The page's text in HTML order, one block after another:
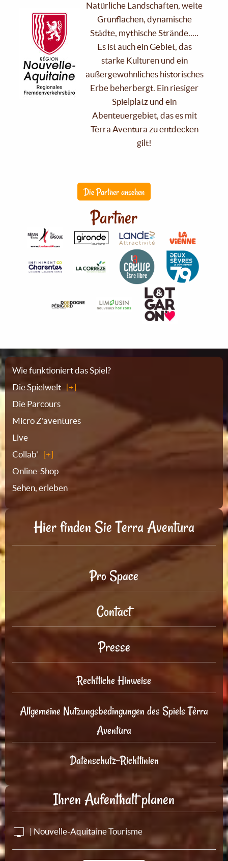
Natürliche Landschaften, weite
Grünflächen, dynamische
Städte, mythische Strände.....
Es ist auch ein Gebiet, das
starke Kulturen und ein
außergewöhnliches historisches
Erbe beherbergt. Ein riesiger
Spielplatz und ein
Abenteuergebiet, das es mit
Tèrra Aventura zu entdecken
gilt!
Die Partner ansehen
Partner
Sitemap
Wie funktioniert das Spiel?
Die Spielwelt
Die Parcours
Micro Z'aventures
Live
Collab'
Online-Shop
Sehen, erleben
Hier finden Sie Terra Aventura
Pro Space
Contact
Presse
Rechtliche Hinweise
Allgemeine Nutzungsbedingungen des Spiels Tèrra
Aventura
Datenschutz-Richtlinien
Ihren Aufenthalt planen
| Nouvelle-Aquitaine Tourisme